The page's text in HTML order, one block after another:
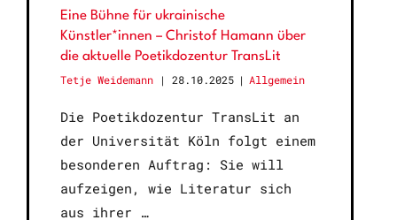
Eine Bühne für ukrainische
Künstler*innen – Christof Hamann über
die aktuelle Poetikdozentur TransLit
Tetje Weidemann
28.10.2025 | Allgemein
Die Poetikdozentur TransLit an
der Universität Köln folgt einem
besonderen Auftrag: Sie will
aufzeigen, wie Literatur sich
aus ihrer